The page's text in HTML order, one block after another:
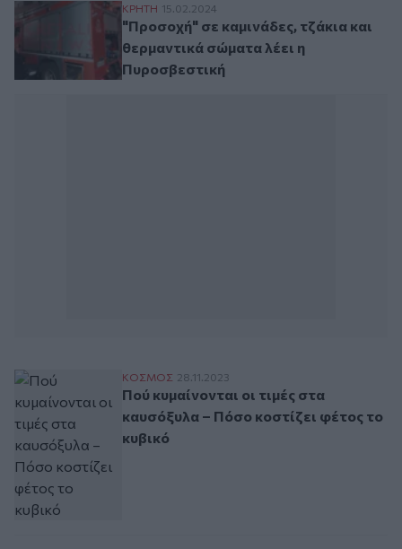
"Προσοχή" σε καμινάδες, τζάκια και
ΚΡΗΤΗ 15.02.2024
"Προσοχή" σε καμινάδες, τζάκια και
θερμαντικά σώματα λέει η
Πυροσβεστική
Πού κυμαίνονται οι τιμές στα
ΚΟΣΜΟΣ 28.11.2023
Πού κυμαίνονται οι τιμές στα
καυσόξυλα – Πόσο κοστίζει φέτος το
κυβικό